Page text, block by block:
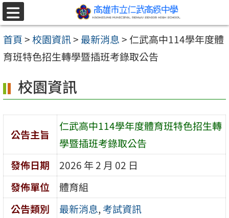
跳至主要內容區
選
單
首頁>校園資訊> 最新消息> 仁武高中114學年度體
育班特色招生轉學暨插班考錄取公告
校園資訊
公告主旨
仁武高中114學年度體育班特色招生轉
學暨插班考錄取公告
發佈日期
2026 年 2 月 02 日
發佈單位
體育組
公告類別
最新消息,考試資訊